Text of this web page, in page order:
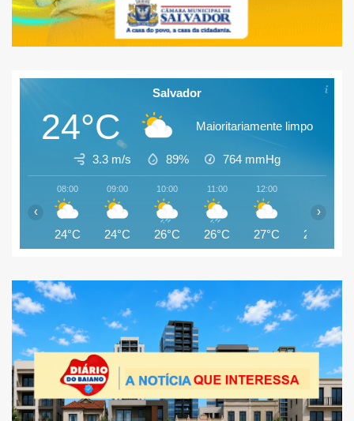
Salvador
24°C Maioritariamente limpo
3.3 m/s 89% 764 mmHg
08:00
24°C
09:00
24°C
10:00
26°C
11:00
26°C
12:00
27°C 26°C
‹ ›